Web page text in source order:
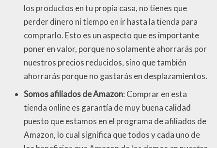
los productos en tu propia casa, no tienes que
perder dinero ni tiempo en ir hasta la tienda para
comprarlo. Esto es un aspecto que es importante
poner en valor, porque no solamente ahorrarás por
nuestros precios reducidos, sino que también
ahorrarás porque no gastarás en desplazamientos.
Somos afiliados de Amazon: Comprar en esta
tienda online es garantía de muy buena calidad
puesto que estamos en el programa de afiliados de
Amazon, lo cual significa que todos y cada uno de